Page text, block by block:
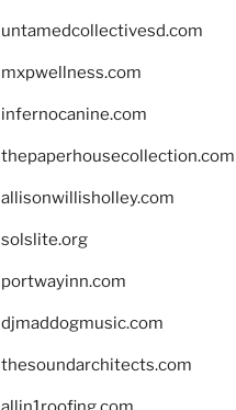
untamedcollectivesd.com
mxpwellness.com
infernocanine.com
thepaperhousecollection.com
allisonwillisholley.com
solslite.org
portwayinn.com
djmaddogmusic.com
thesoundarchitects.com